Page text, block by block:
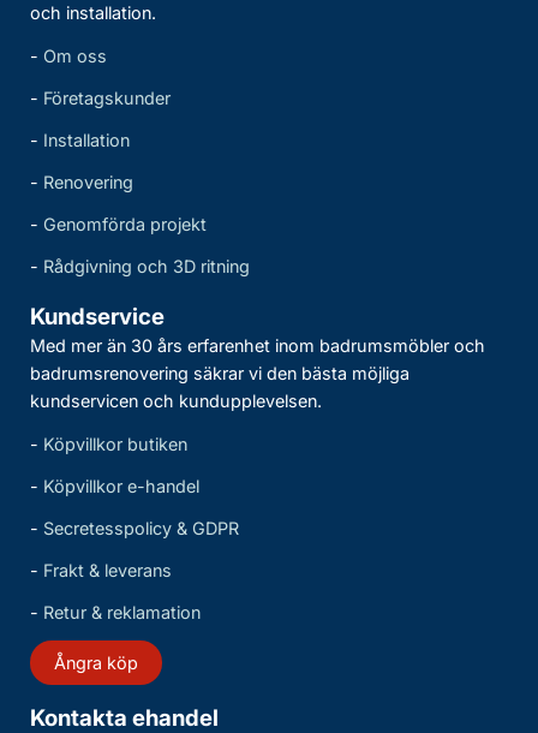
och installation.
- Om oss
- Företagskunder
- Installation
- Renovering
- Genomförda projekt
- Rådgivning och 3D ritning
Kundservice
Med mer än 30 års erfarenhet inom badrumsmöbler och
badrumsrenovering säkrar vi den bästa möjliga
kundservicen och kundupplevelsen.
- Köpvillkor butiken
- Köpvillkor e-handel
- Secretesspolicy & GDPR
- Frakt & leverans
- Retur & reklamation
Ångra köp
Kontakta ehandel